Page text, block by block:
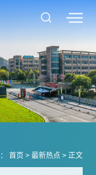
首页> 最新热点 > 正文